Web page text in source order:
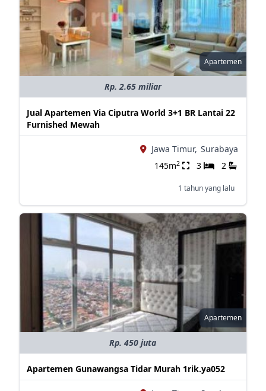
Apartemen
Rp. 2.65 miliar
Jual Apartemen Via Ciputra World 3+1 BR Lantai 22
Furnished Mewah
Jawa Timur, Surabaya
145m2 3 2
1 tahun yang lalu
Apartemen
Rp. 450 juta
Apartemen Gunawangsa Tidar Murah 1rik.ya052